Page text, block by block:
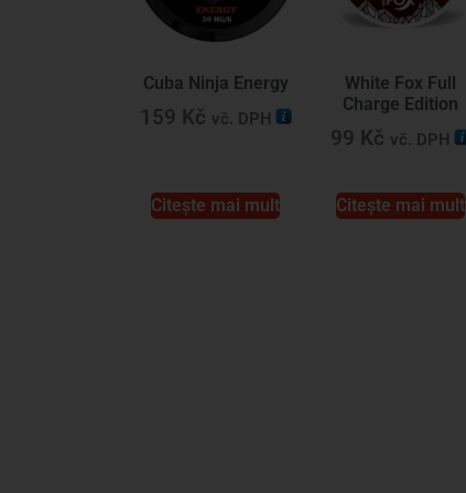
Cuba Ninja Energy
159 Kč vč. DPH
Citește mai mult
White Fox Full
Charge Edition
99 Kč vč. DPH
Citește mai mult